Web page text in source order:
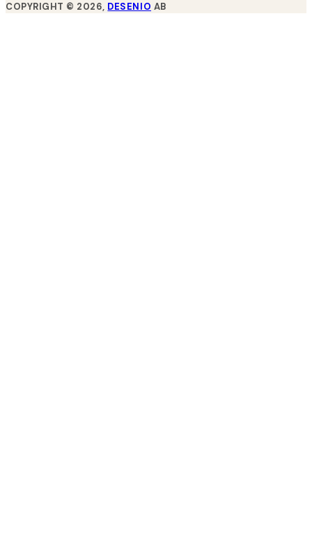
COPYRIGHT © 2026, DESENIO AB